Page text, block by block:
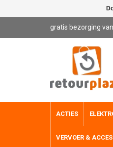
gratis bezorging
ACTIES
VERVOER &